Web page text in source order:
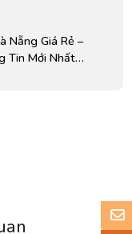
Nẵng Giá Rẻ –
Tin Mới Nhất